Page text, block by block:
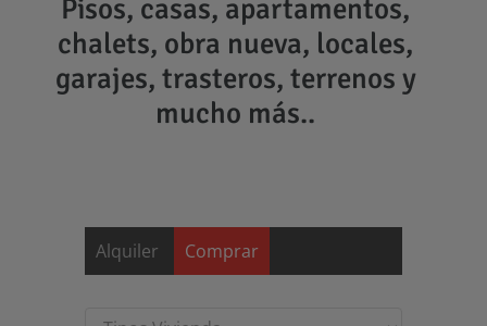
Pisos, casas, apartamentos,
chalets, obra nueva, locales,
garajes, trasteros, terrenos y
mucho más..
Alquiler
Comprar